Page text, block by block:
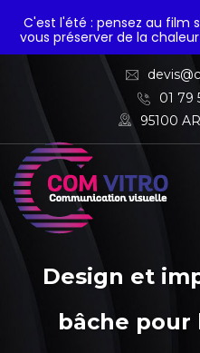
01 79
95100
Design et
bâche
C'est l'été : pensez au film
vous préserver de la